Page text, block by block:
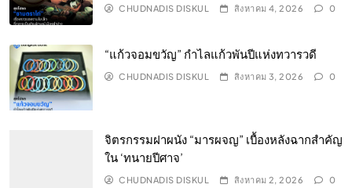
CHUDNADIS DISKUL สิงหาคม 4, 2026 0
“แก้วจอมขวัญ” กำไลแก้วพันปีแห่งทวารวดี
CHUDNADIS DISKUL สิงหาคม 3, 2026 0
จิตรกรรมฝาผนัง “มารผจญ” เบื้องหลังฉากสำคัญ
ใน ‘ทนายปีศาจ’
CHUDNADIS DISKUL สิงหาคม 2, 2026 0